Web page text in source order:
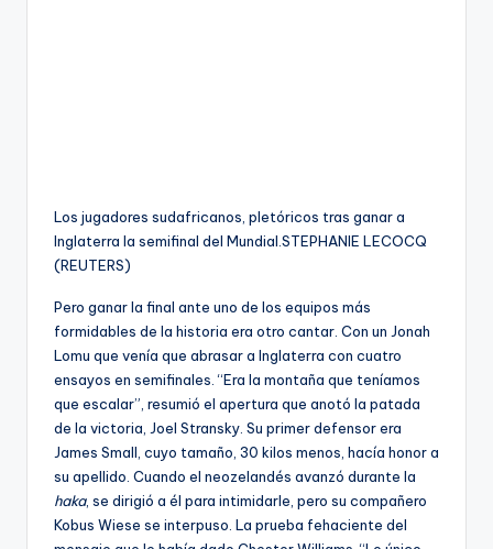
Los jugadores sudafricanos, pletóricos tras ganar a
Inglaterra la semifinal del Mundial. STEPHANIE LECOCQ
(REUTERS)
Pero ganar la final ante uno de los equipos más
formidables de la historia era otro cantar. Con un Jonah
Lomu que venía que abrasar a Inglaterra con cuatro
ensayos en semifinales. “Era la montaña que teníamos
que escalar”, resumió el apertura que anotó la patada
de la victoria, Joel Stransky. Su primer defensor era
James Small, cuyo tamaño, 30 kilos menos, hacía honor a
su apellido. Cuando el neozelandés avanzó durante la
haka, se dirigió a él para intimidarle, pero su compañero
Kobus Wiese se interpuso. La prueba fehaciente del